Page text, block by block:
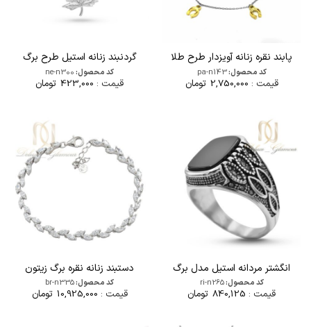
پابند نقره زنانه آویزدار طرح طلا
کد محصول:pa-n143
قیمت : 2,750,000 تومان
گردنبند زنانه استیل طرح برگ
کد محصول:ne-n300
قیمت : 423,000 تومان
انگشتر مردانه استیل مدل برگ
کد محصول:ri-n265
قیمت : 840,125 تومان
دستبند زنانه نقره برگ زیتون
کد محصول:br-n335
قیمت : 10,925,000 تومان